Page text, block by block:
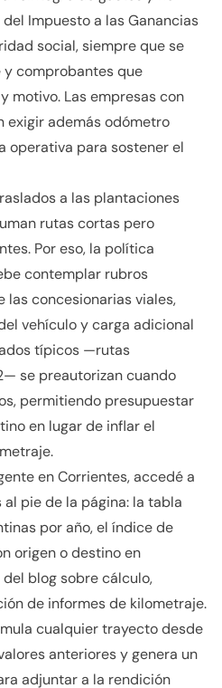
Impuesto a las Ganancias
social, siempre que se
comprobantes que
motivo. Las empresas con
exigir además odómetro
operativa para sostener el
a las plantaciones
rutas cortas pero
Por eso, la política
contemplar rubros
las concesionarias viales,
vehículo y carga adicional
típicos —rutas
se preautorizan cuando
permitiendo presupuestar
en lugar de inflar el
en Corrientes, accedé a
pie de la página: la tabla
por año, el índice de
origen o destino en
blog sobre cálculo,
de informes de kilometraje.
cualquier trayecto desde
anteriores y genera un
adjuntar a la rendición